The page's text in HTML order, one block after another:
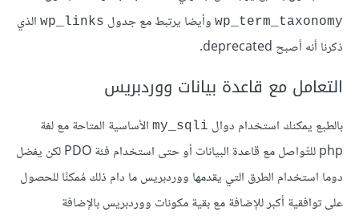
wp_term_taxonomy وأيضا يرتبط مع جدول wp_links الذي
ذكرنا أنه أصبح deprecated.
التعامل مع قاعدة بيانات ووردبريس
بالطبع يمكنك استخدام دوال my_sqli الأساسية المتاحة مع لغة
php للتّواصل مع قاعدة البيانات أو حتى استخدام فئة PDO لكن يفضل
دوما استخدام الطرق التي يقدمها ووردبريس ما دام ذلك مُمكنًا للحصول
على توافقية أكبر للإضافة مع بقية مكونات ووردبريس بالإضافة